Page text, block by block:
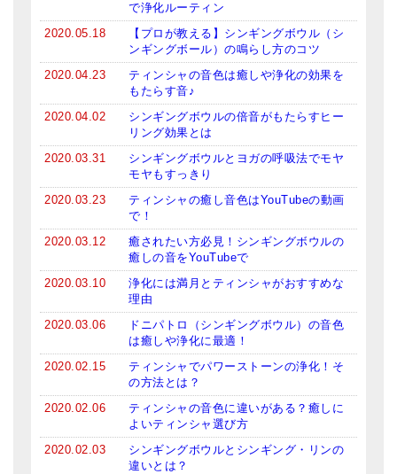
で浄化ルーティン
2020.05.18
【プロが教える】シンギングボウル（シ
ンギングボール）の鳴らし方のコツ
2020.04.23
ティンシャの音色は癒しや浄化の効果を
もたらす音♪
2020.04.02
シンギングボウルの倍音がもたらすヒー
リング効果とは
2020.03.31
シンギングボウルとヨガの呼吸法でモヤ
モヤもすっきり
2020.03.23
ティンシャの癒し音色はYouTubeの動画
で！
2020.03.12
癒されたい方必見！シンギングボウルの
癒しの音をYouTubeで
2020.03.10
浄化には満月とティンシャがおすすめな
理由
2020.03.06
ドニパトロ（シンギングボウル）の音色
は癒しや浄化に最適！
2020.02.15
ティンシャでパワーストーンの浄化！そ
の方法とは？
2020.02.06
ティンシャの音色に違いがある？癒しに
よいティンシャ選び方
2020.02.03
シンギングボウルとシンギング・リンの
違いとは？